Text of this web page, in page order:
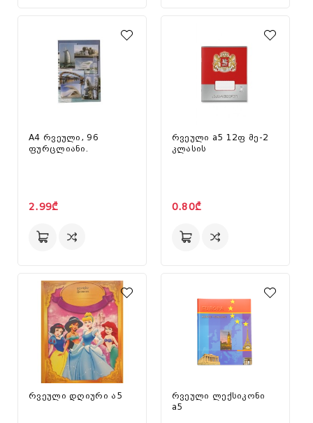
A4 რვეული, 96
ფურცლიანი.
2.99₾
რვეული a5 12ფ მე-2
კლასის
0.80₾
რვეული დღიური ა5
რვეული ლექსიკონი
a5